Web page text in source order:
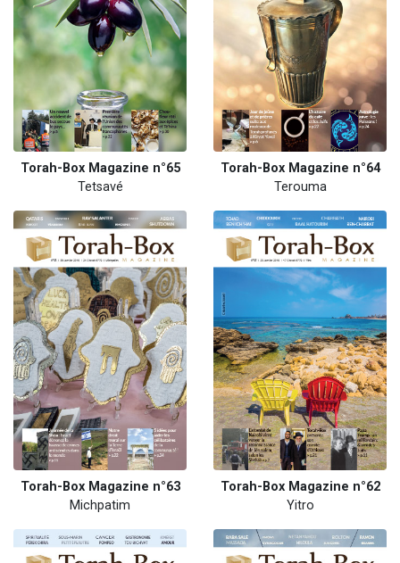
Torah-Box Magazine n°65
Tetsavé
Torah-Box Magazine n°64
Terouma
Torah-Box Magazine n°63
Michpatim
Torah-Box Magazine n°62
Yitro